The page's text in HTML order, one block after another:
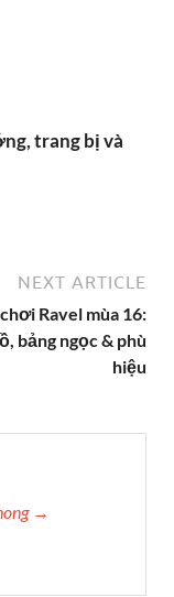
trang bị và
NEXT ARTICLE
Ravel mùa 16:
bảng ngọc & phù
hiệu
→